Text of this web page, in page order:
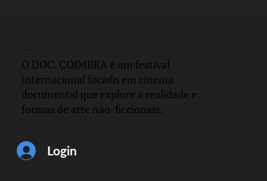
DOC.COIMBRA
O DOC. COIMBRA é um festival
internacional focado em cinema
documental que explore a realidade e
formas de arte não-ficcionais.
Login